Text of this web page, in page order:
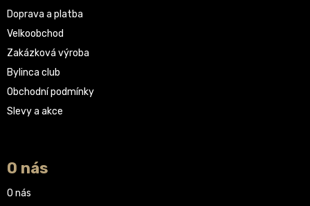
Doprava a platba
Velkoobchod
Zakázková výroba
Bylinca club
Obchodní podmínky
Slevy a akce
O nás
O nás